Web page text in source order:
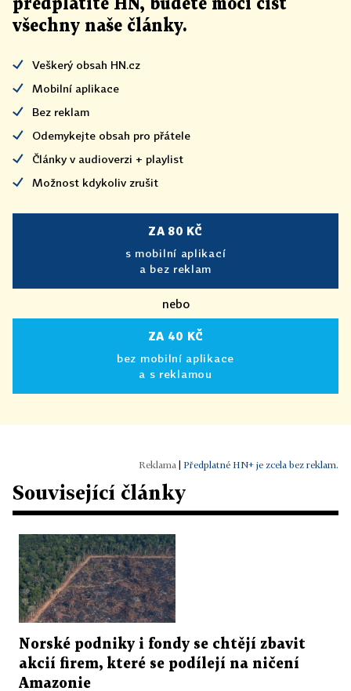
předplatíte HN, budete moci číst
všechny naše články.
Veškerý obsah HN.cz
Mobilní aplikace
Bez reklam
Odemykejte obsah pro přátele
Články v audioverzi + playlist
Možnost kdykoliv zrušit
ZA 80 KČ
s mobilní aplikací
a bez reklam
nebo
ZA 40 KČ
bez mobilní aplikace
a s reklamou
Předplatné HN+ je zcela bez reklam.
Související články
Norské podniky i fondy se chtějí zbavit
akcií firem, které se podílejí na ničení
Amazonie